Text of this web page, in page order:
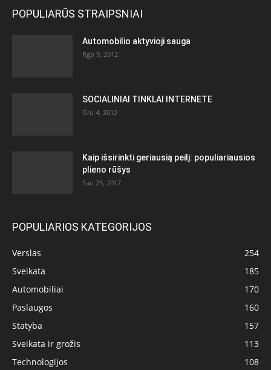
POPULIARŪS STRAIPSNIAI
Automobilio aktyvioji sauga
Rgp 9, 2012
SOCIALINIAI TINKLAI INTERNETE
Gru 4, 2012
Kaip išsirinkti geriausią peilį: populiariausios
plieno rūšys
Sau 25, 2017
POPULIARIOS KATEGORIJOS
Verslas
254
Sveikata
185
Automobiliai
170
Paslaugos
160
Statyba
157
Sveikata ir grožis
113
Technologijos
108